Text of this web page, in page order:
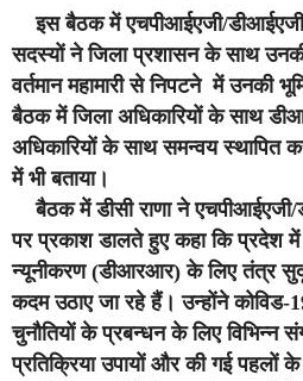
इस बैठक में एचपीआईएजी/
सदस्यों ने जिला प्रशासन के साथ
वर्तमान महामारी से निपटने में उनकी
बैठक में जिला अधिकारियों के साथ
अधिकारियों के साथ समन्वय स्थापित
में भी बताया।
बैठक में डीसी राणा ने
पर प्रकाश डालते हुए कहा कि प्रदेश में
न्यूनीकरण (डीआरआर) के लिए तंत्र
कदम उठाए जा रहे हैं। उन्होंने कोविड-
चुनौतियों के प्रबन्धन के लिए विभिन्न
प्रतिक्रिया उपायों और की गई